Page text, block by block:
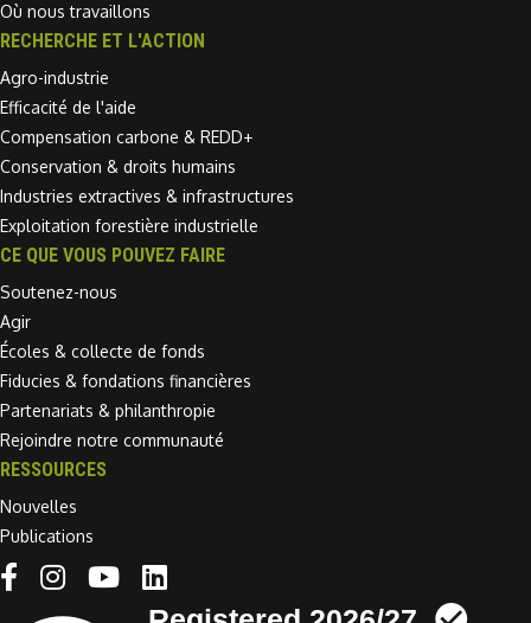
Où nous travaillons
RECHERCHE ET L'ACTION
Agro-industrie
Efficacité de l'aide
Compensation carbone & REDD+
Conservation & droits humains
Industries extractives & infrastructures
Exploitation forestière industrielle
CE QUE VOUS POUVEZ FAIRE
Soutenez-nous
Agir
Écoles & collecte de fonds
Fiducies & fondations financières
Partenariats & philanthropie
Rejoindre notre communauté
RESSOURCES
Nouvelles
Publications
Linkedin link